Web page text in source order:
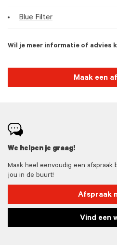
Blue Filter
Wil je meer informatie of advies
Maak een
We helpen je graag!
Maak heel eenvoudig een afspraak
jou in de buurt!
Afspraak
Vind een